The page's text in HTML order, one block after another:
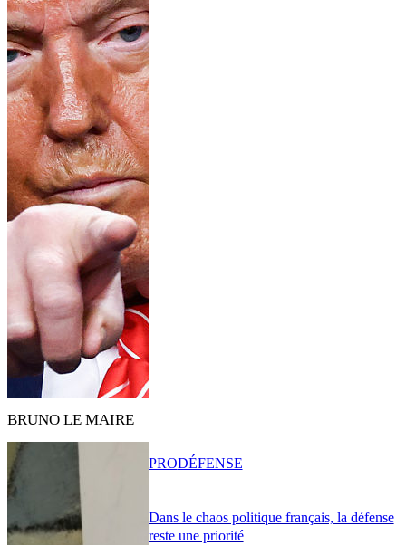
BRUNO LE MAIRE
Dans le chaos politique français, la défense
reste une priorité
PRODÉFENSE